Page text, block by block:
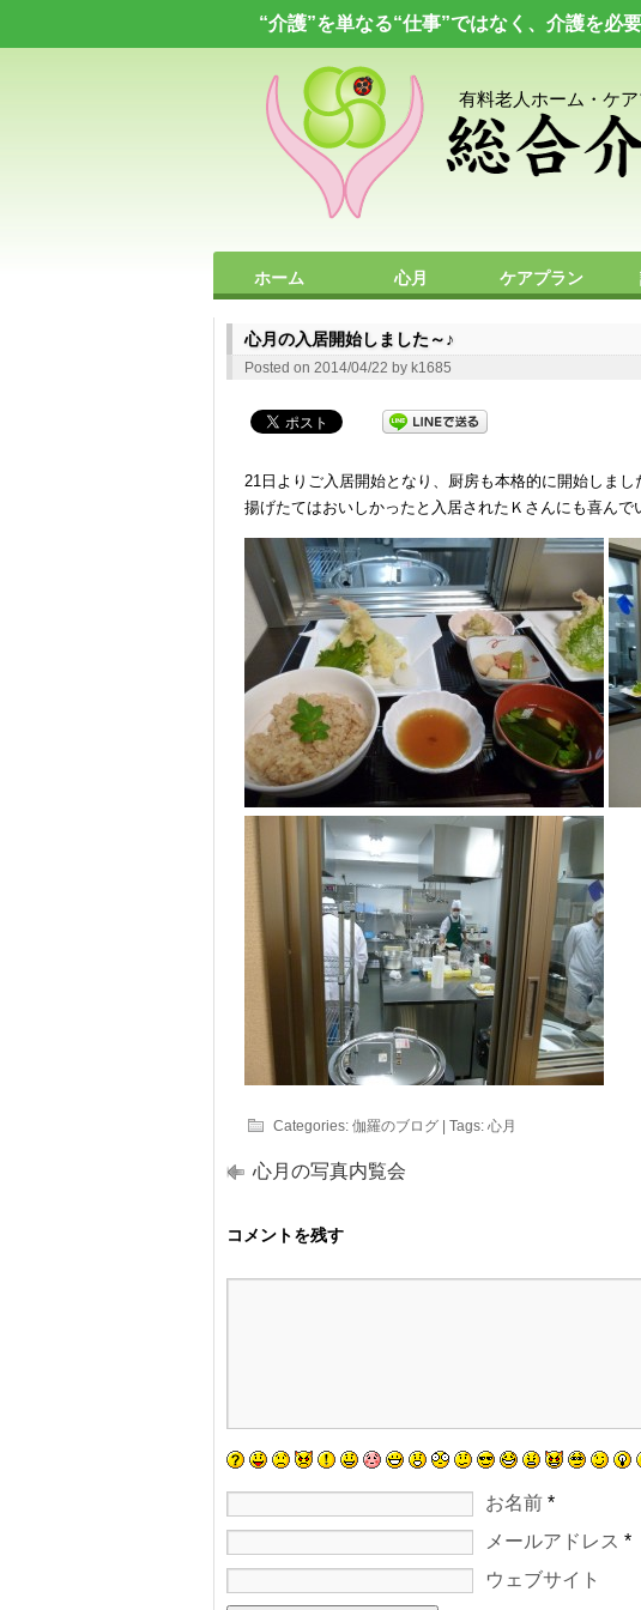
“介護”を単なる“仕事”ではなく、介護を必
有料老人ホーム・ケ
ホーム 心月 ケアプラン
心月の入居開始しました～♪
Posted on 2014/04/22 by k1685
21日よりご入居開始となり、厨房も本格的に開始しま
揚げたてはおいしかったと入居されたＫさんにも喜んで
Categories: 伽羅のブログ | Tags: 心月
心月の写真内覧会
コメントを残す
お名前 *
メールアドレス *
ウェブサイト